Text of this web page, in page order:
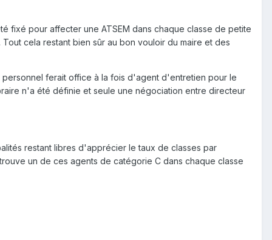
fixé pour affecter une ATSEM dans chaque classe de petite
cela restant bien sûr au bon vouloir du maire et des
ferait office à la fois d'agent d'entretien pour le
n'a été définie et seule une négociation entre directeur
restant libres d'apprécier le taux de classes par
un de ces agents de catégorie C dans chaque classe